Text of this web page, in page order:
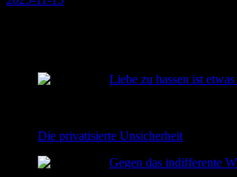
Liebe zu hassen ist
Die privatisierte Unsicherheit
Gegen das indifferente